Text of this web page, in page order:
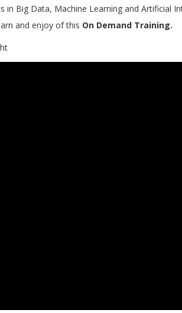
Big Data, Machine Learning and Artificial
and enjoy of this On Demand Training.